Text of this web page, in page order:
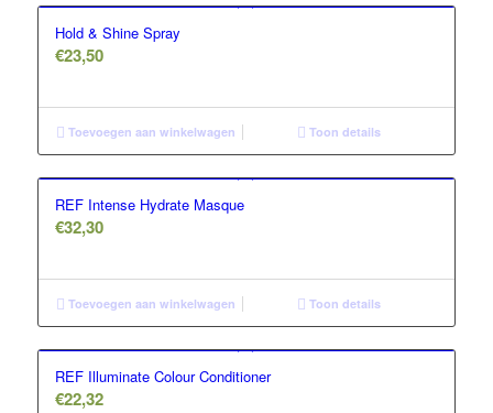
Hold & Shine Spray
€23,50
Toevoegen aan winkelwagen Toon details
REF Intense Hydrate Masque
€32,30
Toevoegen aan winkelwagen Toon details
REF Illuminate Colour Conditioner
€22,32